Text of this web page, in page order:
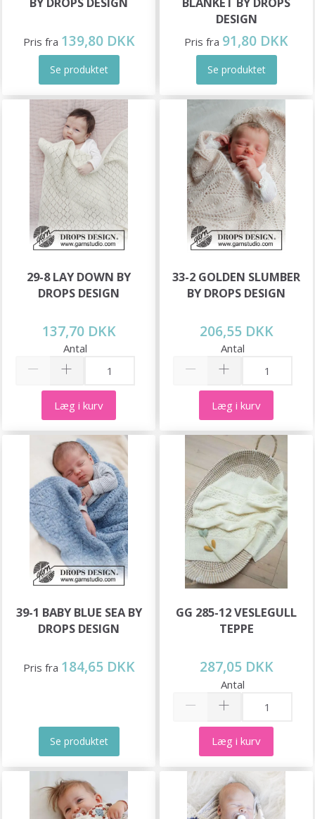
Pris fra 139,80 DKK
Se produktet
DESIGN
Pris fra 91,80 DKK
Se produktet
29-8 LAY DOWN BY
DROPS DESIGN
137,70 DKK
Antal
Læg i kurv
33-2 GOLDEN SLUMBER
BY DROPS DESIGN
206,55 DKK
Antal
Læg i kurv
39-1 BABY BLUE SEA BY
DROPS DESIGN
Pris fra 184,65 DKK
Se produktet
GG 285-12 VESLEGULL
TEPPE
287,05 DKK
Antal
Læg i kurv